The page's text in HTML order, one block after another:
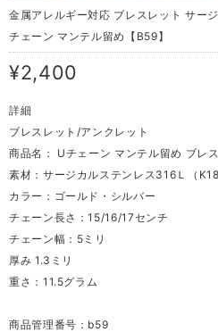
金属アレルギー対応 ブレスレット サー
チェーン マンテル留め【B59】
¥2,400
詳細
ブレスレット/アンクレット
商品名： Uチェーン マンテル留め ブレ
素材：サージカルステンレス316Ｌ（
カラー：ゴールド・シルバー
チェーン長さ：15/16/17センチ
チェーン幅：5ミリ
厚み 1.3ミリ
重さ：11.5グラム
商品管理番号：b59